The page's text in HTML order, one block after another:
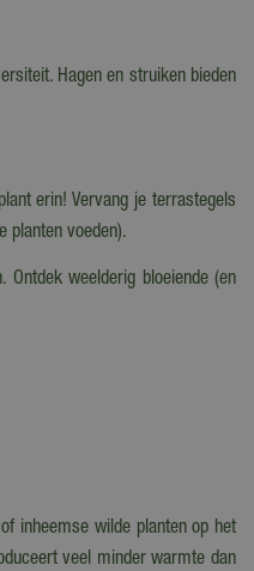
Hagen en struiken bieden
erin! Vervang je terrastegels
planten voeden).
weelderig bloeiende (en
inheemse wilde planten op het
veel minder warmte dan